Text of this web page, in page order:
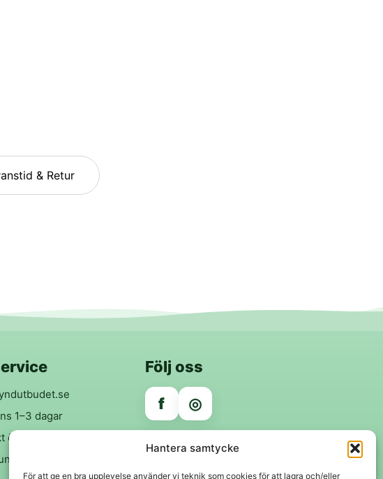
Hantera samtycke
För att ge en bra upplevelse använder vi teknik som cookies för att lagra och/eller
& Retur
1–3 dagar
över 299 kr
garanti
Följ oss
f ◎
Trygga betalningar
Klarna VISA Mastercard Swish